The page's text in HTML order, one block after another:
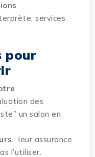
services
pour
des
un salon en
: leur assurance
l’utiliser.